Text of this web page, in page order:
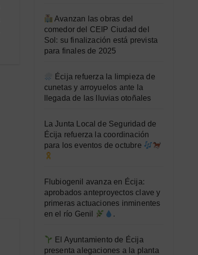
Avanzan las obras del
comedor del CEIP Ciudad del
Sol: su finalización está prevista
para finales de 2025
Écija refuerza la limpieza de
cunetas y arroyuelos ante la
llegada de las lluvias otoñales
La Junta Local de Seguridad de
Écija refuerza la coordinación
para los eventos de octubre
Flubiogenil avanza en Écija:
aprobados anteproyectos clave y
primeras actuaciones inminentes
en el río Genil
.
El Ayuntamiento de Écija
presenta alegaciones a la planta